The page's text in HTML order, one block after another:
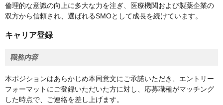
倫理的な意識の向上に多大な力を注ぎ、医療機関および製薬企業の
双方から信頼され、選ばれるSMOとして成長を続けています。
キャリア登録
職務内容
本ポジションはあらかじめ本同意文にご承諾いただき、エントリー
フォーマットにご登録いただいた方に対し、応募職種がマッチング
した時点で、ご連絡を差し上げます。